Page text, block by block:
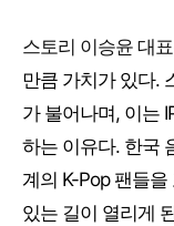
스토리 이승윤 대
만큼 가치가 있다.
가 불어나며, 이는
하는 이유다. 한국
계의 K-Pop 팬들
있는 길이 열리게